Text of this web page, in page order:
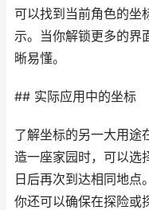
可以找到当前角色的坐
示。当你解锁更多的界
晰易懂。
## 实际应用中的坐标
了解坐标的另一大用途
造一座家园时，可以选
日后再次到达相同地点
你还可以确保在探险或